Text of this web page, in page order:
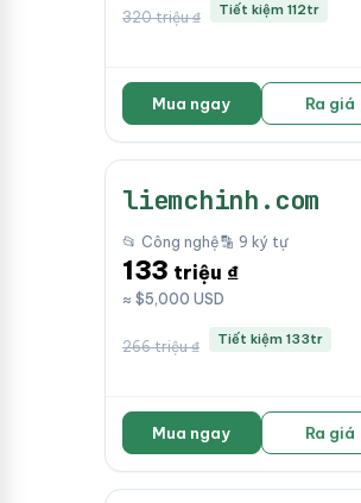
320 triệu ₫ Tiết kiệm 112tr
Mua ngay Ra giá
liemchinh.com
📂 Công nghệ🔡 9 ký tự
133 triệu ₫
≈ $5,000 USD
266 triệu ₫ Tiết kiệm 133tr
Mua ngay Ra giá